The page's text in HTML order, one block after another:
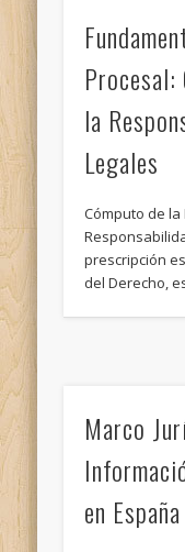
Procesal:
la
Legales
Cómputo de
prescripción
del Derecho,
Marco
en España